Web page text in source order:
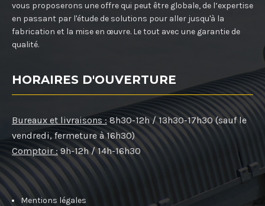
vous proposerons une offre qui peut être globale, de l’expertise
en passant par l'étude de solutions pour aller jusqu'à la
fabrication et la mise en œuvre. Le tout avec une garantie de
qualité.
HORAIRES D'OUVERTURE
Bureaux et livraisons : 8h30-12h / 13h30-17h30 (sauf le
vendredi, fermeture à 16h30)
Comptoir : 9h-12h / 14h-16h30
Mentions légales